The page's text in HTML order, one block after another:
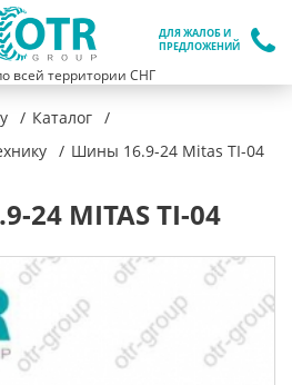
ДЛЯ ЖАЛОБ И
ПРЕДЛОЖЕНИЙ
всей территории СНГ
Каталог
Шины 16.9-24 Mitas TI-04
24 MITAS TI-04